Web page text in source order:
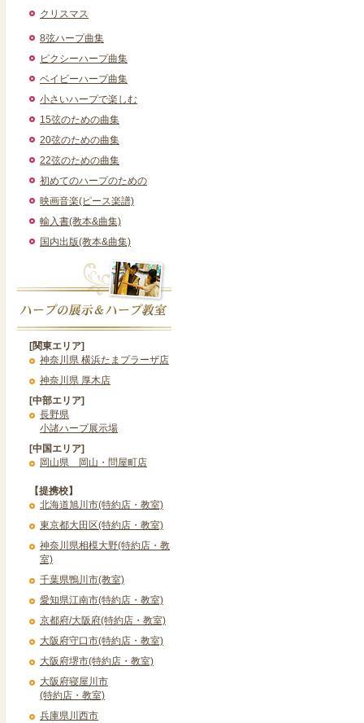
クリスマス
8弦ハープ曲集
ピクシーハープ曲集
ベイビーハープ曲集
小さいハープで楽しむ
15弦のための曲集
20弦のための曲集
22弦のための曲集
初めてのハープのための
映画音楽(ピース楽譜)
輸入書(教本&曲集)
国内出版(教本&曲集)
[関東エリア]
神奈川県 横浜たまプラーザ店
神奈川県 厚木店
[中部エリア]
長野県
小諸ハープ展示場
[中国エリア]
岡山県 岡山・問屋町店
【提携校】
北海道旭川市(特約店・教室)
東京都大田区(特約店・教室)
神奈川県相模大野(特約店・教
室)
千葉県鴨川市(教室)
愛知県江南市(特約店・教室)
京都府/大阪府(特約店・教室)
大阪府守口市(特約店・教室)
大阪府堺市(特約店・教室)
大阪府寝屋川市
(特約店・教室)
兵庫県川西市